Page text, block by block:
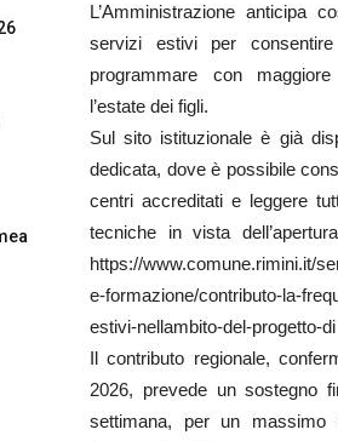
L’Amministrazione anticipa
servizi estivi per
programmare con maggiore
l’estate dei figli.
Sul sito istituzionale è già
dedicata, dove è possibile
centri accreditati e leggere
tecniche in vista
https://www.comune.rimini.it/
e-formazione/contributo-la-
estivi-nellambito-del-progetto-di
Il contributo regionale,
2026, prevede un sostegno
settimana, per un